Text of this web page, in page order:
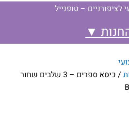
לציפורניים – טופנייל
/ כיסא ספרים – 3 שלבים שחור